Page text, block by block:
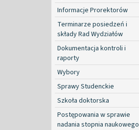
Informacje Prorektorów
Terminarze posiedzeń i
składy Rad Wydziałów
Dokumentacja kontroli i
raporty
Wybory
Sprawy Studenckie
Szkoła doktorska
Postępowania w sprawie
nadania stopnia naukowego